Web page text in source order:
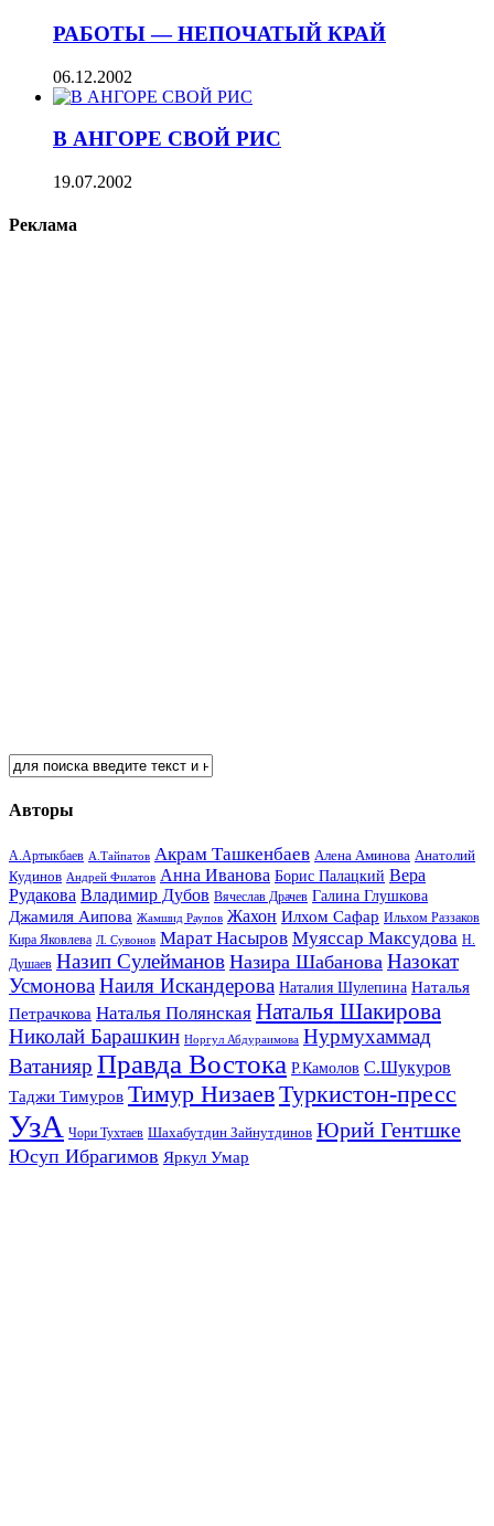
РАБОТЫ — НЕПОЧАТЫЙ КРАЙ
06.12.2002
В АНГОРЕ СВОЙ РИС
19.07.2002
Реклама
Авторы
А.Артыкбаев А.Тайпатов Акрам Ташкенбаев Алена Аминова Анатолий
Кудинов Андрей Филатов Анна Иванова Борис Палацкий Вера
Рудакова Владимир Дубов Вячеслав Драчев Галина Глушкова
Джамиля Аипова Жамшид Раупов Жахон Илхом Сафар Ильхом Раззаков
Кира Яковлева Л. Сувонов Марат Насыров Муяссар Максудова Н.
Душаев Назип Сулейманов Назира Шабанова Назокат
УсмоноваНаиля Искандерова Наталия Шулепина Наталья
Петрачкова Наталья Полянская Наталья Шакирова
Николай Барашкин Норгул Абдураимова Нурмухаммад
Ватанияр Правда Востока Р.Камолов С.Шукуров
Таджи Тимуров Тимур НизаевТуркистон-пресс
УзА Чори Тухтаев Шахабутдин Зайнутдинов Юрий Гентшке
Юсуп Ибрагимов Яркул Умар